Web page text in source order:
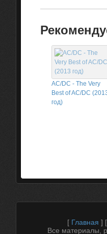
AC/DC - The Very
Best of AC/DC
год)
[ Главная ] [
Все материалы,